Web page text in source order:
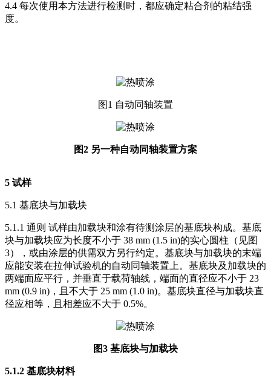
4.4 每次使用本方法进行检测时，都应确定粘合剂的粘结强
度。
图1 自动同轴装置
图2 另一种自动同轴装置方案
5 试样
5.1 基底块与加载块
5.1.1 通则 试样由加载块和涂有待测涂层的基底块构成。基底
块与加载块应为长度不小于 38 mm (1.5 in)的实心圆柱（见图
3），或由涂层的供需双方另行约定。基底块与加载块的末端
应能安装在拉伸试验机的自动同轴装置上。基底块及加载块的
两端面应平行，并垂直于载荷轴线，端面的直径应不小于 23
mm (0.9 in)，且不大于 25 mm (1.0 in)。基底块直径与加载块直
径应相等，且相差应不大于 0.5%。
图3 基底块与加载块
5.1.2 基底块材料